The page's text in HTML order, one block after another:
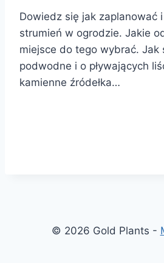
Dowiedz się jak zaplanować
strumień w ogrodzie. Jakie
miejsce do tego wybrać. Jak
podwodne i o pływających
kamienne źródełka…
© 2026 Gold Plants -